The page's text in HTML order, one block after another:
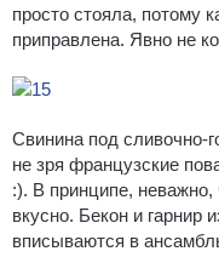
просто стояла, потому
приправлена. Явно не
Свинина под сливочно-
не зря французские
:). В принципе,
вкусно. Бекон и гарнир
вписываются в